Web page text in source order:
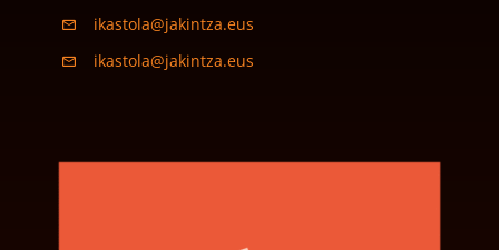
ikastola@jakintza.eus
ikastola@jakintza.eus